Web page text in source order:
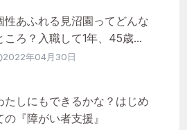
性あふれる見沼園ってどんな
ころ？入職して1年、45歳...
2022年04月30日
たしにもできるかな？はじめ
の『障がい者支援』